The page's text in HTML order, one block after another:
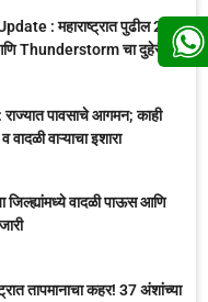
: महाराष्ट्रात पुढील 24
Thunderstorm चा दुहेरी
पावसाचे आगमन; काही
वाऱ्याचा इशारा
जिल्ह्यांमध्ये वादळी पाऊस आणि
तापमानाचा कहर! 37 अंशांच्या